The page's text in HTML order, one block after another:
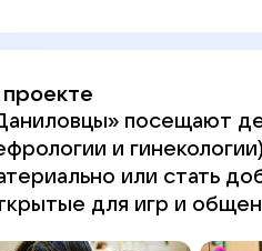
посещают
и
или стать
для игр и